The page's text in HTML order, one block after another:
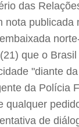
das
nota publicada
que o
"diante
da Polícia
qualquer
de